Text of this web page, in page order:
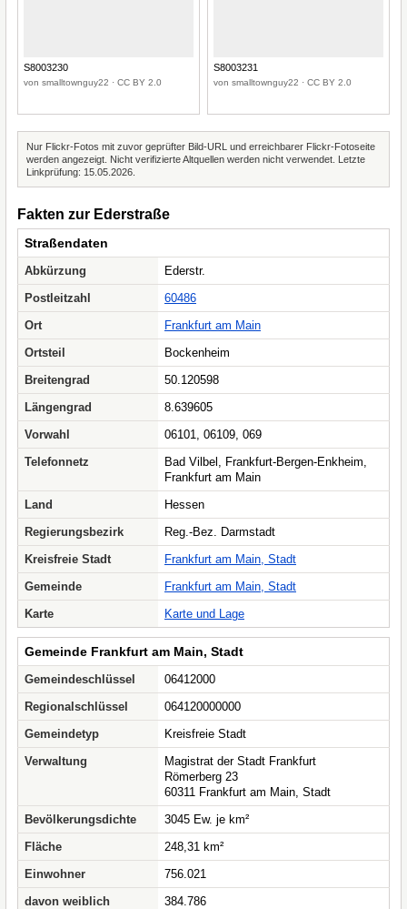
S8003230
von smalltownguy22 · CC BY 2.0
S8003231
von smalltownguy22 · CC BY 2.0
Nur Flickr-Fotos mit zuvor geprüfter Bild-URL und erreichbarer Flickr-Fotoseite
werden angezeigt. Nicht verifizierte Altquellen werden nicht verwendet. Letzte
Linkprüfung: 15.05.2026.
Fakten zur Ederstraße
Straßendaten
Abkürzung
Ederstr.
Postleitzahl
60486
Ort
Frankfurt am Main
Ortsteil
Bockenheim
Breitengrad
50.120598
Längengrad
8.639605
Vorwahl
06101, 06109, 069
Telefonnetz
Bad Vilbel, Frankfurt-Bergen-Enkheim,
Frankfurt am Main
Land
Hessen
Regierungsbezirk
Reg.-Bez. Darmstadt
Kreisfreie Stadt
Frankfurt am Main, Stadt
Gemeinde
Frankfurt am Main, Stadt
Karte
Karte und Lage
Gemeinde Frankfurt am Main, Stadt
Gemeindeschlüssel
06412000
Regionalschlüssel
064120000000
Gemeindetyp
Kreisfreie Stadt
Verwaltung
Magistrat der Stadt Frankfurt
Römerberg 23
60311 Frankfurt am Main, Stadt
Bevölkerungsdichte
3045 Ew. je km²
Fläche
248,31 km²
Einwohner
756.021
davon weiblich
384.786